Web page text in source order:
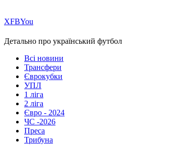
ХFBYou
Детально про український футбол
Всі новини
Трансфери
Єврокубки
УПЛ
1 ліга
2 ліга
Євро - 2024
ЧС -2026
Преса
Трибуна